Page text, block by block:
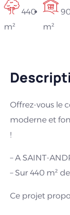
440
m²
m²
Offrez-vous le
moderne et
!
– A SAINT-
– Sur 440 m²
Ce projet